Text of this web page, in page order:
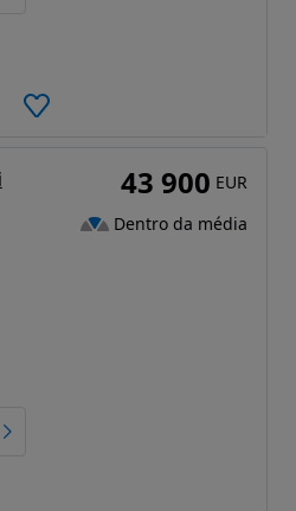
43 900 EUR
Dentro da média